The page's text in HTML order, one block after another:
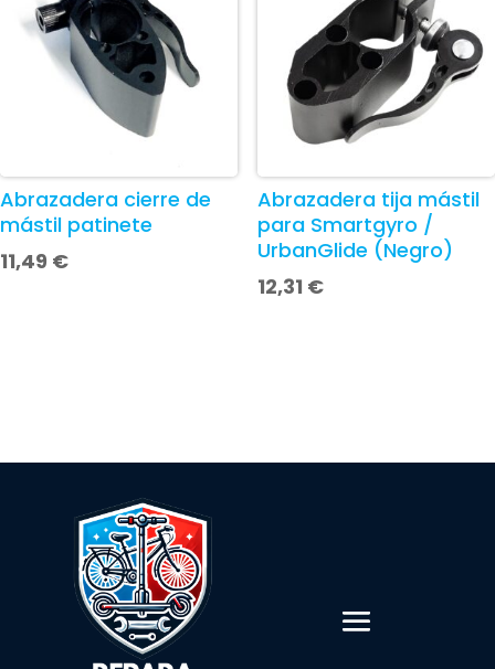
Abrazadera cierre de
mástil patinete
11,49 €
Abrazadera tija mástil
para Smartgyro /
UrbanGlide (Negro)
12,31 €